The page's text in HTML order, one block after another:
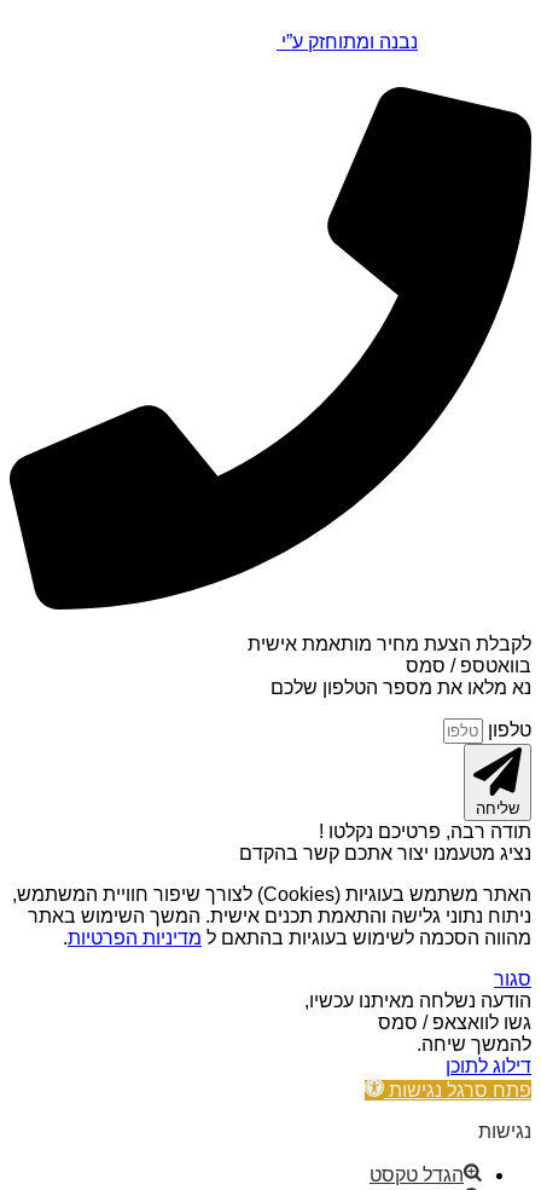
נבנה ומתוחזק ע”י
לקבלת הצעת מחיר מותאמת אישית
בוואטספ / סמס
נא מלאו את מספר הטלפון שלכם
טלפון
שליחה
תודה רבה, פרטיכם נקלטו !
נציג מטעמנו יצור אתכם קשר בהקדם
האתר משתמש בעוגיות (Cookies) לצורך שיפור חוויית המשתמש,
ניתוח נתוני גלישה והתאמת תכנים אישית. המשך השימוש באתר
מהווה הסכמה לשימוש בעוגיות בהתאם ל מדיניות הפרטיות.
סגור
הודעה נשלחה מאיתנו עכשיו,
גשו לוואצאפ / סמס
להמשך שיחה.
דילוג לתוכן
פתח סרגל נגישות
נגישות
הגדל טקסט